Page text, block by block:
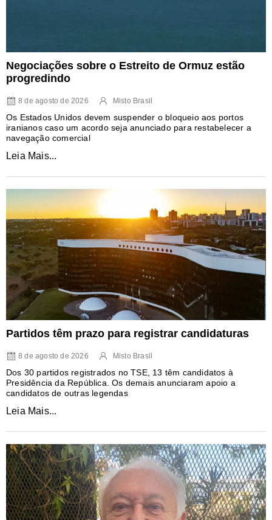
Negociações sobre o Estreito de Ormuz estão
progredindo
8 de agosto de 2026 Misto Brasil
Os Estados Unidos devem suspender o bloqueio aos portos
iranianos caso um acordo seja anunciado para restabelecer a
navegação comercial
Leia Mais...
Partidos têm prazo para registrar candidaturas
8 de agosto de 2026 Misto Brasil
Dos 30 partidos registrados no TSE, 13 têm candidatos à
Presidência da República. Os demais anunciaram apoio a
candidatos de outras legendas
Leia Mais...